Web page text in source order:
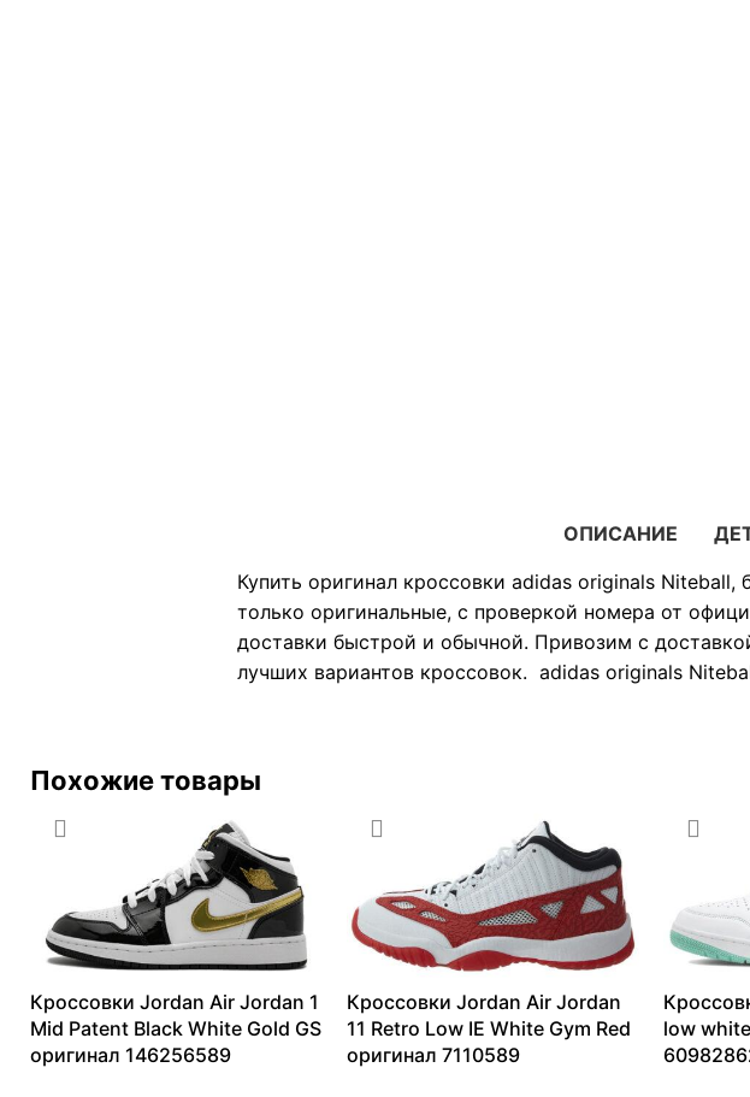
ОПИСАНИЕ
Купить оригинал кроссовки adidas originals
только оригинальные, с проверкой номера от
доставки быстрой и обычной. Привозим с
лучших вариантов кроссовок. adidas originals
Похожие товары
Кроссовки Jordan Air Jordan 1
Mid Patent Black White Gold GS
оригинал 146256589
Кроссовки Jordan Air Jordan
11 Retro Low IE White Gym Red
оригинал 7110589
low